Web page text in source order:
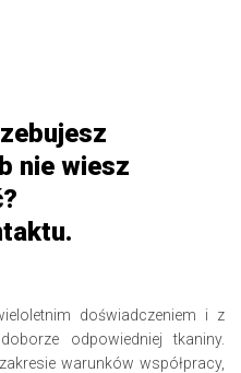
nie wiesz
doświadczeniem i z
odpowiedniej tkaniny.
warunków współpracy,